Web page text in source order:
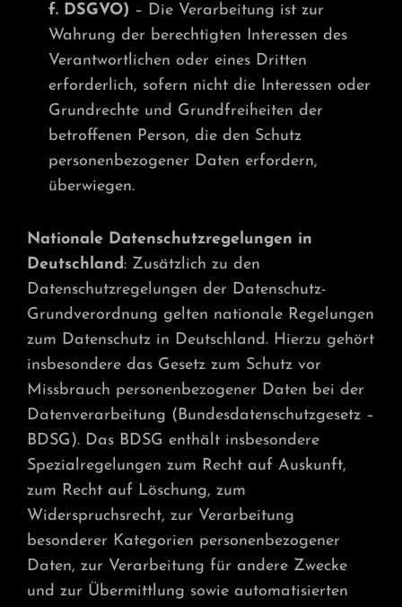
f. DSGVO) – Die Verarbeitung ist zur
Wahrung der berechtigten Interessen des
Verantwortlichen oder eines Dritten
erforderlich, sofern nicht die Interessen oder
Grundrechte und Grundfreiheiten der
betroffenen Person, die den Schutz
personenbezogener Daten erfordern,
überwiegen.
Nationale Datenschutzregelungen in
Deutschland: Zusätzlich zu den
Datenschutzregelungen der Datenschutz-
Grundverordnung gelten nationale Regelungen
zum Datenschutz in Deutschland. Hierzu gehört
insbesondere das Gesetz zum Schutz vor
Missbrauch personenbezogener Daten bei der
Datenverarbeitung (Bundesdatenschutzgesetz –
BDSG). Das BDSG enthält insbesondere
Spezialregelungen zum Recht auf Auskunft,
zum Recht auf Löschung, zum
Widerspruchsrecht, zur Verarbeitung
besonderer Kategorien personenbezogener
Daten, zur Verarbeitung für andere Zwecke
und zur Übermittlung sowie automatisierten